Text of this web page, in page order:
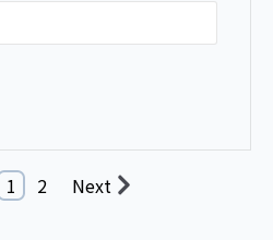
1 2 Next